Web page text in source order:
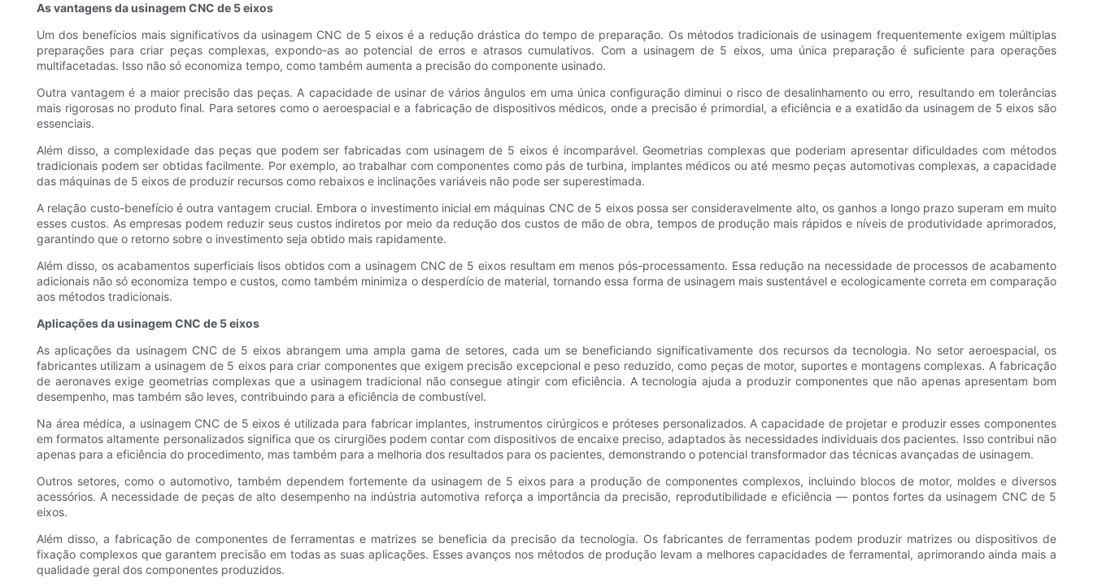
As vantagens da usinagem CNC de 5 eixos
Um dos benefícios mais significativos da usinagem CNC de 5 eixos é a redução drástica do tempo de preparação. Os métodos tradicionais de usinagem frequentemente exigem múltiplas
preparações para criar peças complexas, expondo-as ao potencial de erros e atrasos cumulativos. Com a usinagem de 5 eixos, uma única preparação é suficiente para operações
multifacetadas. Isso não só economiza tempo, como também aumenta a precisão do componente usinado.
Outra vantagem é a maior precisão das peças. A capacidade de usinar de vários ângulos em uma única configuração diminui o risco de desalinhamento ou erro, resultando em tolerâncias
mais rigorosas no produto final. Para setores como o aeroespacial e a fabricação de dispositivos médicos, onde a precisão é primordial, a eficiência e a exatidão da usinagem de 5 eixos são
essenciais.
Além disso, a complexidade das peças que podem ser fabricadas com usinagem de 5 eixos é incomparável. Geometrias complexas que poderiam apresentar dificuldades com métodos
tradicionais podem ser obtidas facilmente. Por exemplo, ao trabalhar com componentes como pás de turbina, implantes médicos ou até mesmo peças automotivas complexas, a capacidade
das máquinas de 5 eixos de produzir recursos como rebaixos e inclinações variáveis ​​não pode ser superestimada.
A relação custo-benefício é outra vantagem crucial. Embora o investimento inicial em máquinas CNC de 5 eixos possa ser consideravelmente alto, os ganhos a longo prazo superam em muito
esses custos. As empresas podem reduzir seus custos indiretos por meio da redução dos custos de mão de obra, tempos de produção mais rápidos e níveis de produtividade aprimorados,
garantindo que o retorno sobre o investimento seja obtido mais rapidamente.
Além disso, os acabamentos superficiais lisos obtidos com a usinagem CNC de 5 eixos resultam em menos pós-processamento. Essa redução na necessidade de processos de acabamento
adicionais não só economiza tempo e custos, como também minimiza o desperdício de material, tornando essa forma de usinagem mais sustentável e ecologicamente correta em comparação
aos métodos tradicionais.
Aplicações da usinagem CNC de 5 eixos
As aplicações da usinagem CNC de 5 eixos abrangem uma ampla gama de setores, cada um se beneficiando significativamente dos recursos da tecnologia. No setor aeroespacial, os
fabricantes utilizam a usinagem de 5 eixos para criar componentes que exigem precisão excepcional e peso reduzido, como peças de motor, suportes e montagens complexas. A fabricação
de aeronaves exige geometrias complexas que a usinagem tradicional não consegue atingir com eficiência. A tecnologia ajuda a produzir componentes que não apenas apresentam bom
desempenho, mas também são leves, contribuindo para a eficiência de combustível.
Na área médica, a usinagem CNC de 5 eixos é utilizada para fabricar implantes, instrumentos cirúrgicos e próteses personalizados. A capacidade de projetar e produzir esses componentes
em formatos altamente personalizados significa que os cirurgiões podem contar com dispositivos de encaixe preciso, adaptados às necessidades individuais dos pacientes. Isso contribui não
apenas para a eficiência do procedimento, mas também para a melhoria dos resultados para os pacientes, demonstrando o potencial transformador das técnicas avançadas de usinagem.
Outros setores, como o automotivo, também dependem fortemente da usinagem de 5 eixos para a produção de componentes complexos, incluindo blocos de motor, moldes e diversos
acessórios. A necessidade de peças de alto desempenho na indústria automotiva reforça a importância da precisão, reprodutibilidade e eficiência — pontos fortes da usinagem CNC de 5
eixos.
Além disso, a fabricação de componentes de ferramentas e matrizes se beneficia da precisão da tecnologia. Os fabricantes de ferramentas podem produzir matrizes ou dispositivos de
fixação complexos que garantem precisão em todas as suas aplicações. Esses avanços nos métodos de produção levam a melhores capacidades de ferramental, aprimorando ainda mais a
qualidade geral dos componentes produzidos.